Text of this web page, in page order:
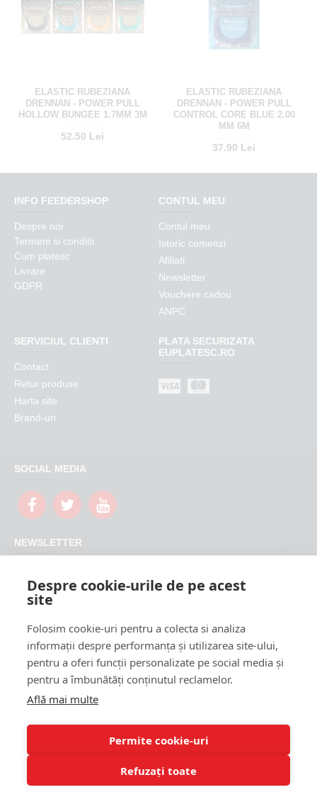
ELASTIC RUBEZIANA
DRENNAN - POWER PULL
HOLLOW BUNGEE 1.7MM 3M
52.50 Lei
ELASTIC RUBEZIANA
DRENNAN - POWER PULL
CONTROL CORE BLUE 2.00
MM 6M
37.90 Lei
INFO FEEDERSHOP
Despre noi
Termeni si conditii
Cum platesc
Livrare
GDPR
CONTUL MEU
Contul meu
Istoric comenzi
Afiliati
Newsletter
Vouchere cadou
ANPC
SERVICIUL CLIENTI
Contact
Retur produse
Harta site
Brand-uri
PLATA SECURIZATA
EUPLATESC.RO
SOCIAL MEDIA
NEWSLETTER
FeederShop
CAPTCHA
Please complete the
captcha validation
below
Am citit si sunt de acord cuTermeni si conditii
Despre cookie-urile de pe acest
site
Folosim cookie-uri pentru a colecta si analiza
informații despre performanța și utilizarea site-ului,
pentru a oferi funcții personalizate pe social media și
pentru a îmbunătăți conținutul reclamelor.
Află mai multe
Permite cookie-uri
Refuzați toate